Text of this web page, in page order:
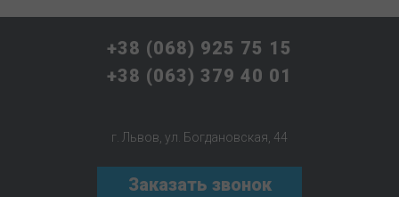
+38 (068) 925 75 15
+38 (063) 379 40 01
г. Львов, ул. Богдановская, 44
Заказать звонок